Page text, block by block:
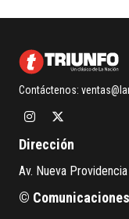
Contáctenos:
Dirección
Av. Nueva
©